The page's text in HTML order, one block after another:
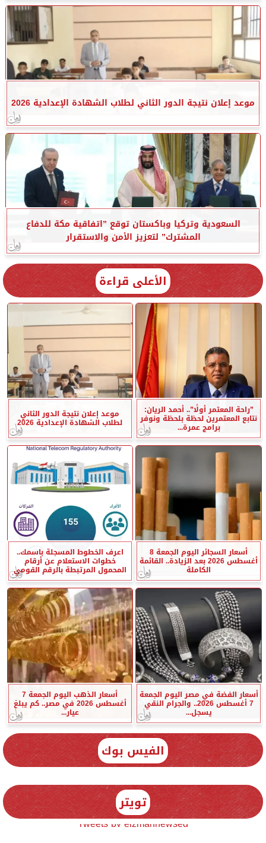
موعد إعلان نتيجة الدور الثاني لطلاب الشهادة الإعدادية 2026
السعودية وتركيا وباكستان توقع ”اتفاقية مكة للدفاع
المشترك” لتعزيز الأمن والاستقرار
الأعلى قراءة
”راحة المعتمر أولًا”.. أحمد الريان:
نتابع المعتمرين لحظة بلحظة ونوفر
برامج عمرة...
موعد إعلان نتيجة الدور الثاني
لطلاب الشهادة الإعدادية 2026
أسعار السجائر اليوم الجمعة 8
أغسطس 2026 بعد الزيادة.. القائمة
الكاملة
اعرف الخطوط المسجلة باسمك..
خطوات الاستعلام عن أرقام
المحمول المرتبطة بالرقم القومي
أسعار الفضة في مصر اليوم الجمعة
7 أغسطس 2026.. والجرام النقي
يسجل...
أسعار الذهب اليوم الجمعة 7
أغسطس 2026 في مصر.. كم يبلغ
عيار...
الفيس بوك
تويتر
Tweets by elzmannewseg